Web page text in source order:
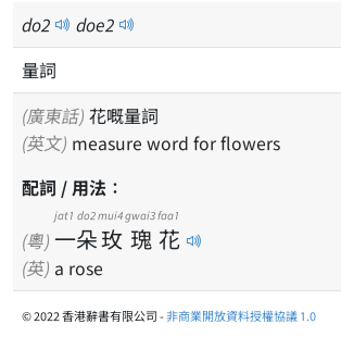
do2 doe2
量詞
(廣東話) 花嘅量詞
(英文) measure word for flowers
配詞 / 用法：
(粵) 一
jat1
朵
do2
玫
mui4
瑰
gwai3
花
faa1
(英) a rose
© 2022 香港辭書有限公司 -非商業開放資料授權協議 1.0